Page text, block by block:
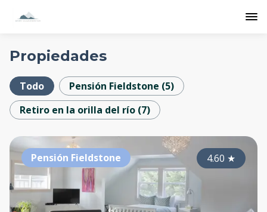
Propiedades
Todo Pensión Fieldstone (5)
Retiro en la orilla del río (7)
Pensión Fieldstone 4.60 ★